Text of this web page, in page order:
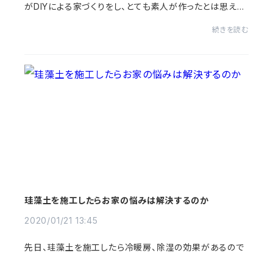
がDIYによる家づくりをし、とても素人が作ったとは思えな
続きを読む
珪藻土を施工したらお家の悩みは解決するのか
2020/01/21 13:45
先日、珪藻土を施工したら冷暖房、除湿の効果があるので